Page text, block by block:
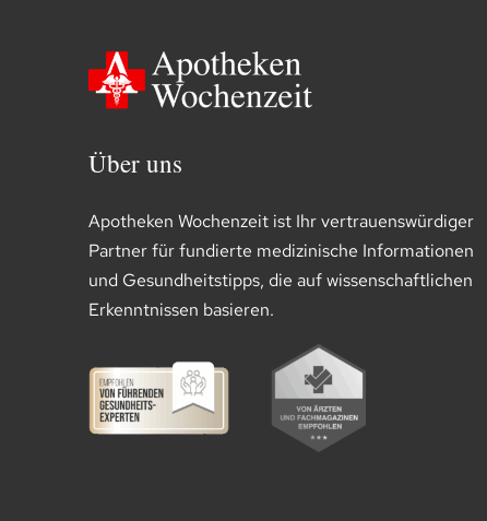
Über uns
Apotheken Wochenzeit ist Ihr vertrauenswürdiger
Partner für fundierte medizinische Informationen
und Gesundheitstipps, die auf wissenschaftlichen
Erkenntnissen basieren.